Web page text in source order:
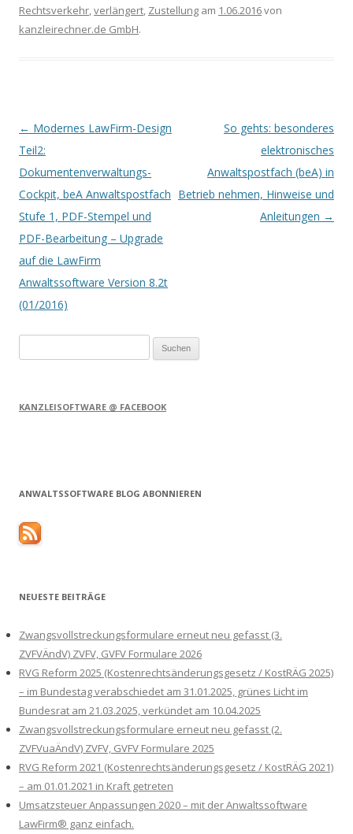
Rechtsverkehr,verlängert, Zustellung am 1.06.2016von
kanzleirechner.de GmbH.
Artikel-Navigation
← Modernes LawFirm-Design
Teil2:
Dokumentenverwaltungs-
Cockpit, beA Anwaltspostfach
Stufe 1, PDF-Stempel und
PDF-Bearbeitung – Upgrade
auf die LawFirm
Anwaltssoftware Version 8.2t
(01/2016)
So gehts: besonderes
elektronisches
Anwaltspostfach (beA) in
Betrieb nehmen, Hinweise und
Anleitungen →
nach:
KANZLEISOFTWARE @ FACEBOOK
ANWALTSSOFTWARE BLOG ABONNIEREN
NEUESTE BEITRÄGE
Zwangsvollstreckungsformulare erneut neu gefasst (3.
ZVFVÄndV) ZVFV, GVFV Formulare 2026
RVG Reform 2025 (Kostenrechtsänderungsgesetz / KostRÄG 2025)
– im Bundestag verabschiedet am 31.01.2025, grünes Licht im
Bundesrat am 21.03.2025, verkündet am 10.04.2025
Zwangsvollstreckungsformulare erneut neu gefasst (2.
ZVFVuaÄndV) ZVFV, GVFV Formulare 2025
RVG Reform 2021 (Kostenrechtsänderungsgesetz / KostRÄG 2021)
– am 01.01.2021 in Kraft getreten
Umsatzsteuer Anpassungen 2020 – mit der Anwaltssoftware
LawFirm® ganz einfach.